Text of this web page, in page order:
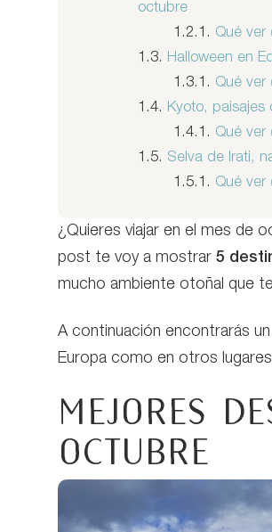
octubre
1.2.1. Qué ver
1.3. Halloween en
1.3.1. Qué ver
1.4. Kyoto, paisajes
1.4.1. Qué ver
1.5. Selva de Irati,
1.5.1. Qué ver
¿Quieres viajar en el mes de
post te voy a mostrar 5
mucho ambiente otoñal que
A continuación encontrarás
Europa como en otros
Mejores
octubre